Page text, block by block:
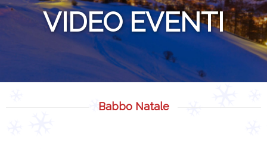
VIDEO EVENTI
Babbo Natale
2017
Attrazioni
La